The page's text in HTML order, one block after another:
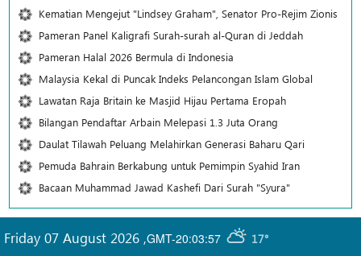
Kematian Mengejut "Lindsey Graham", Senator Pro-Rejim Zionis
Pameran Panel Kaligrafi Surah-surah al-Quran di Jeddah
Pameran Halal 2026 Bermula di Indonesia
Malaysia Kekal di Puncak Indeks Pelancongan Islam Global
Lawatan Raja Britain ke Masjid Hijau Pertama Eropah
Bilangan Pendaftar Arbain Melepasi 1.3 Juta Orang
Daulat Tilawah Peluang Melahirkan Generasi Baharu Qari
Pemuda Bahrain Berkabung untuk Pemimpin Syahid Iran
Bacaan Muhammad Jawad Kashefi Dari Surah "Syura"
GMT-20:03:57 17°
Friday 07 August 2026 ,